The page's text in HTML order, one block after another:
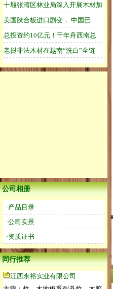
公司相册
·产品目录
·公司实景
·资质证书
同行推荐
江西永裕实业有限公司